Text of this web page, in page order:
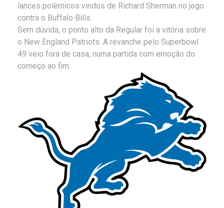
lances polêmicos vindos de Richard Sherman no jogo
contra o Buffalo Bills.
Sem dúvida, o ponto alto da Regular foi a vitória sobre
o New England Patriots. A revanche pelo Superbowl
49 veio fora de casa, numa partida com emoção do
começo ao fim.